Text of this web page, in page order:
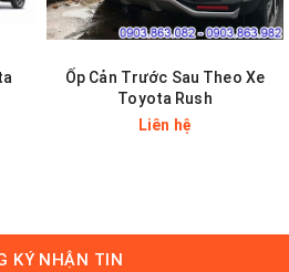
sang trọng cho xế yêu, góp
Ốp Cản Trước Sau Theo Xe
Toyota Rush
Liên hệ
KÝ NHẬN TIN